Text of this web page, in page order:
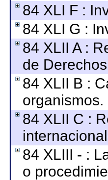
84 XLI F :
84 XLI G :
84 XLII A :
de
84 XLII B :
organismos.
84 XLII C :
84 XLIII - :
o